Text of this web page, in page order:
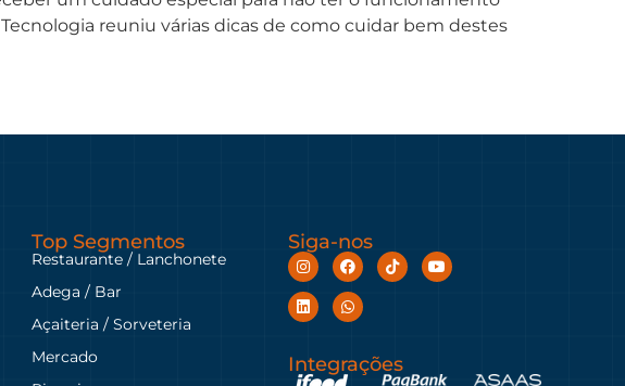
reuniu várias dicas de como cuidar bem destes
Top Segmentos
Restaurante / Lanchonete
Adega / Bar
Açaiteria / Sorveteria
Mercado
Siga-nos
Integrações